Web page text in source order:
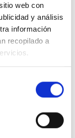
web con
y análisis
información
recopilado a
de las
Sifu
que artistas
su talento y